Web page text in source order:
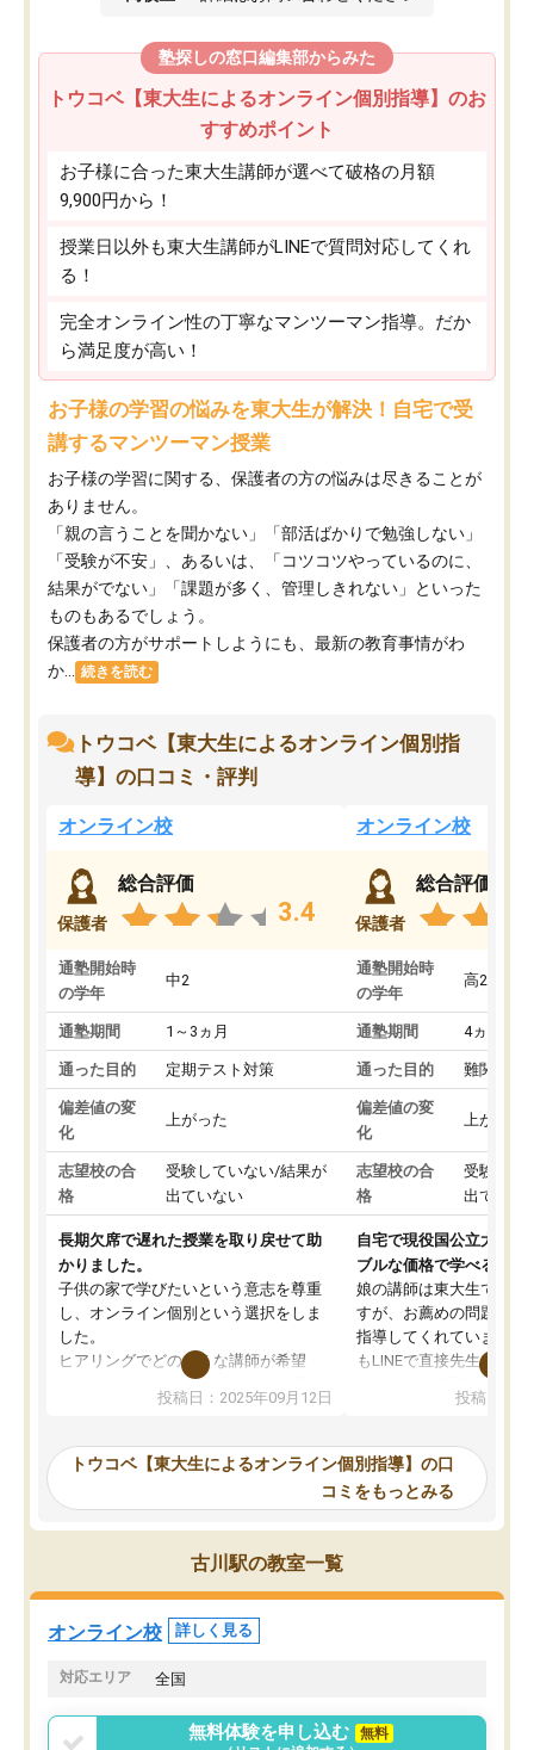
塾探しの窓口編集部からみた
トウコベ【東大生によるオンライン個別指導】のお
すすめポイント
お子様に合った東大生講師が選べて破格の月額
9,900円から！
授業日以外も東大生講師がLINEで質問対応してくれ
る！
完全オンライン性の丁寧なマンツーマン指導。だか
ら満足度が高い！
お子様の学習の悩みを東大生が解決！自宅で受
講するマンツーマン授業
お子様の学習に関する、保護者の方の悩みは尽きることが
ありません。
「親の言うことを聞かない」「部活ばかりで勉強しない」
「受験が不安」、あるいは、「コツコツやっているのに、
結果がでない」「課題が多く、管理しきれない」といった
ものもあるでしょう。
保護者の方がサポートしようにも、最新の教育事情がわ
か...
続きを読む
トウコベ【東大生によるオンライン個別指
導】の口コミ・評判
オンライン校
保護者
総合評価
3.4
通塾開始時
の学年
中2
通塾期間 1～3ヵ月
通った目的 定期テスト対策
偏差値の変
化
上がった
志望校の合
格
受験していない/結果が
出ていない
長期欠席で遅れた授業を取り戻せて助
かりました。
子供の家で学びたいという意志を尊重
し、オンライン個別という選択をしま
した。
ヒアリングでどのような講師が希望
か、オプションは付帯するかなど選ぶ
事が出来ました。
ーティングを行い、その講師で良いか
見てから講師を決定する事ができま
す。
うちの子は、初回面談の講師の方で決
オンラインツールを使用した単語帳の
共有があり宿題もそちらで出される形
でした。
言う事で講師変更の申し出があり、あ
まりに短期での変更だった為、塾に通
投稿日：2025年09月12日
オンライン校
保護者
総合評価
通塾開始時
の学年
高2
通塾期間 4ヵ月～1
通った目的 難関私立
偏差値の変
化
上がった
志望校の合
格
受験して
出ていな
自宅で現役国公立大学生
ブルな価格で学べる
娘の講師は東大生では無
すが、お薦めの問題集や
指導してくれています。
もLINEで直接先生に質問
めれるので、個人に合
いなのがあり(有料)、受
ことをどんなスケジュー
くか相談したのですが、
ち期待したものではなく
くなってきたようなので
投稿日：
トウコベ【東大生によるオンライン個別指導】の口
コミをもっとみる
古川駅の教室一覧
オンライン校 詳しく見る
対応エリア 全国
無料体験を申し込む
無料